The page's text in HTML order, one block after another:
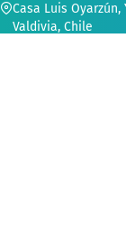
Casa Luis Oyarzún,
Valdivia, Chile